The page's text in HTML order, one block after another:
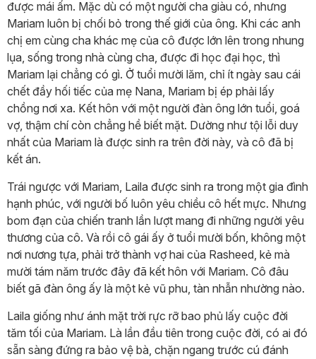
được mái ấm. Mặc dù có một người cha giàu có, nhưng
Mariam luôn bị chối bỏ trong thế giới của ông. Khi các anh
chị em cùng cha khác mẹ của cô được lớn lên trong nhung
lụa, sống trong nhà cùng cha, được đi học đại học, thì
Mariam lại chẳng có gì. Ở tuổi mười lăm, chỉ ít ngày sau cái
chết đầy hối tiếc của mẹ Nana, Mariam bị ép phải lấy
chồng nơi xa. Kết hôn với một người đàn ông lớn tuổi, goá
vợ, thậm chí còn chẳng hề biết mặt. Dường như tội lỗi duy
nhất của Mariam là được sinh ra trên đời này, và cô đã bị
kết án.
Trái ngược với Mariam, Laila được sinh ra trong một gia đình
hạnh phúc, với người bố luôn yêu chiều cô hết mực. Nhưng
bom đạn của chiến tranh lần lượt mang đi những người yêu
thương của cô. Và rồi cô gái ấy ở tuổi mười bốn, không một
nơi nương tựa, phải trở thành vợ hai của Rasheed, kẻ mà
mười tám năm trước đây đã kết hôn với Mariam. Cô đâu
biết gã đàn ông ấy là một kẻ vũ phu, tàn nhẫn nhường nào.
Laila giống như ánh mặt trời rực rỡ bao phủ lấy cuộc đời
tăm tối của Mariam. Là lần đầu tiên trong cuộc đời, có ai đó
sẵn sàng đứng ra bảo vệ bà, chặn ngang trước cú đánh